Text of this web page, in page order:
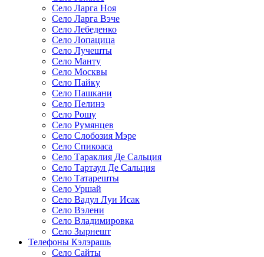
Село Ларга Ноя
Село Ларга Вэче
Село Лебеденко
Село Лопацица
Село Лучешты
Село Манту
Село Москвы
Село Пайку
Село Пашкани
Село Пелинэ
Село Рошу
Село Румянцев
Село Слобозия Мэре
Село Спикоаса
Село Тараклия Де Сальция
Село Тартаул Де Сальция
Село Татарешты
Село Уршай
Село Вадул Луи Исак
Село Вэлени
Село Владимировка
Село Зырнешт
Телефоны Кэлэрашь
Село Сайты